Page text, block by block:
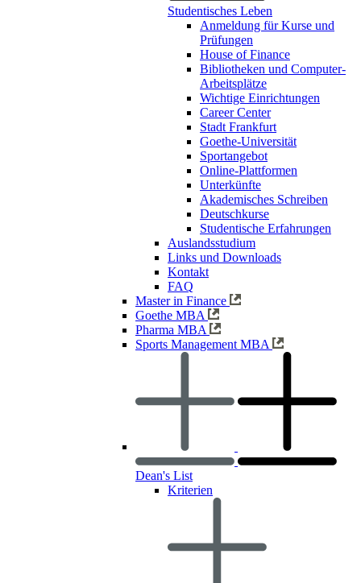
Studentisches Leben
Anmeldung für Kurse und
Prüfungen
House of Finance
Bibliotheken und Computer-
Arbeitsplätze
Wichtige Einrichtungen
Career Center
Stadt Frankfurt
Goethe-Universität
Sportangebot
Online-Plattformen
Unterkünfte
Akademisches Schreiben
Deutschkurse
Studentische Erfahrungen
Auslandsstudium
Links und Downloads
Kontakt
FAQ
Master in Finance
Goethe MBA
Pharma MBA
Sports Management MBA
Dean's List
Kriterien